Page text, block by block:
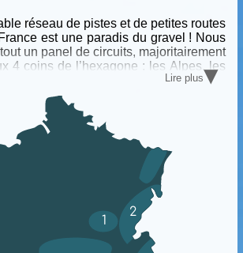
réseau de pistes et de petites routes
est une paradis du gravel ! Nous
un panel de circuits, majoritairement
4 coins de l’hexagone : les Alpes, les
Central, le Jura, la Provence, la
la Bourgogne et la Bretagne nous ont
pureté de leur nature, leur authenticité
leur patrimoine. À découvrir en mode
notre transport de bagages, ou
à notre option bas-carbone.
la quête de l’itinéraire gravel parfait
un seul objectif : vous voir rouler avec
Lire plus▾
1
2